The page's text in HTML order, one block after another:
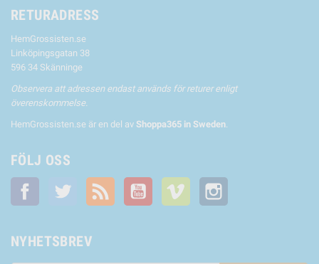
RETURADRESS
HemGrossisten.se
Linköpingsgatan 38
596 34 Skänninge
Observera att adressen endast används för returer enligt
överenskommelse.
HemGrossisten.se är en del av Shoppa365 in Sweden.
FÖLJ OSS
Facebook Twitter RSS YouTube Vimeo
NYHETSBREV